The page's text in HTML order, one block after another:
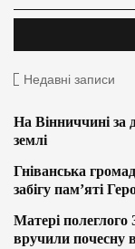
Недавні записи
На Вінниччині за
землі
Гніванська
забігу пам’яті
Матері полеглого
вручили почесну